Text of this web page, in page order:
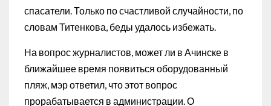
спасатели. Только по счастливой случайности, по
словам Титенкова, беды удалось избежать.
На вопрос журналистов, может ли в Ачинске в
ближайшее время появиться оборудованный
пляж, мэр ответил, что этот вопрос
прорабатывается в администрации. О